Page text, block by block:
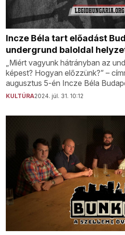
Incze Béla tart előadást
undergrund baloldal
„Miért vagyunk hátrányban az
képest? Hogyan előzzünk?” –
augusztus 5-én Incze Béla
KULTÚRA2024. júl. 31. 10:12